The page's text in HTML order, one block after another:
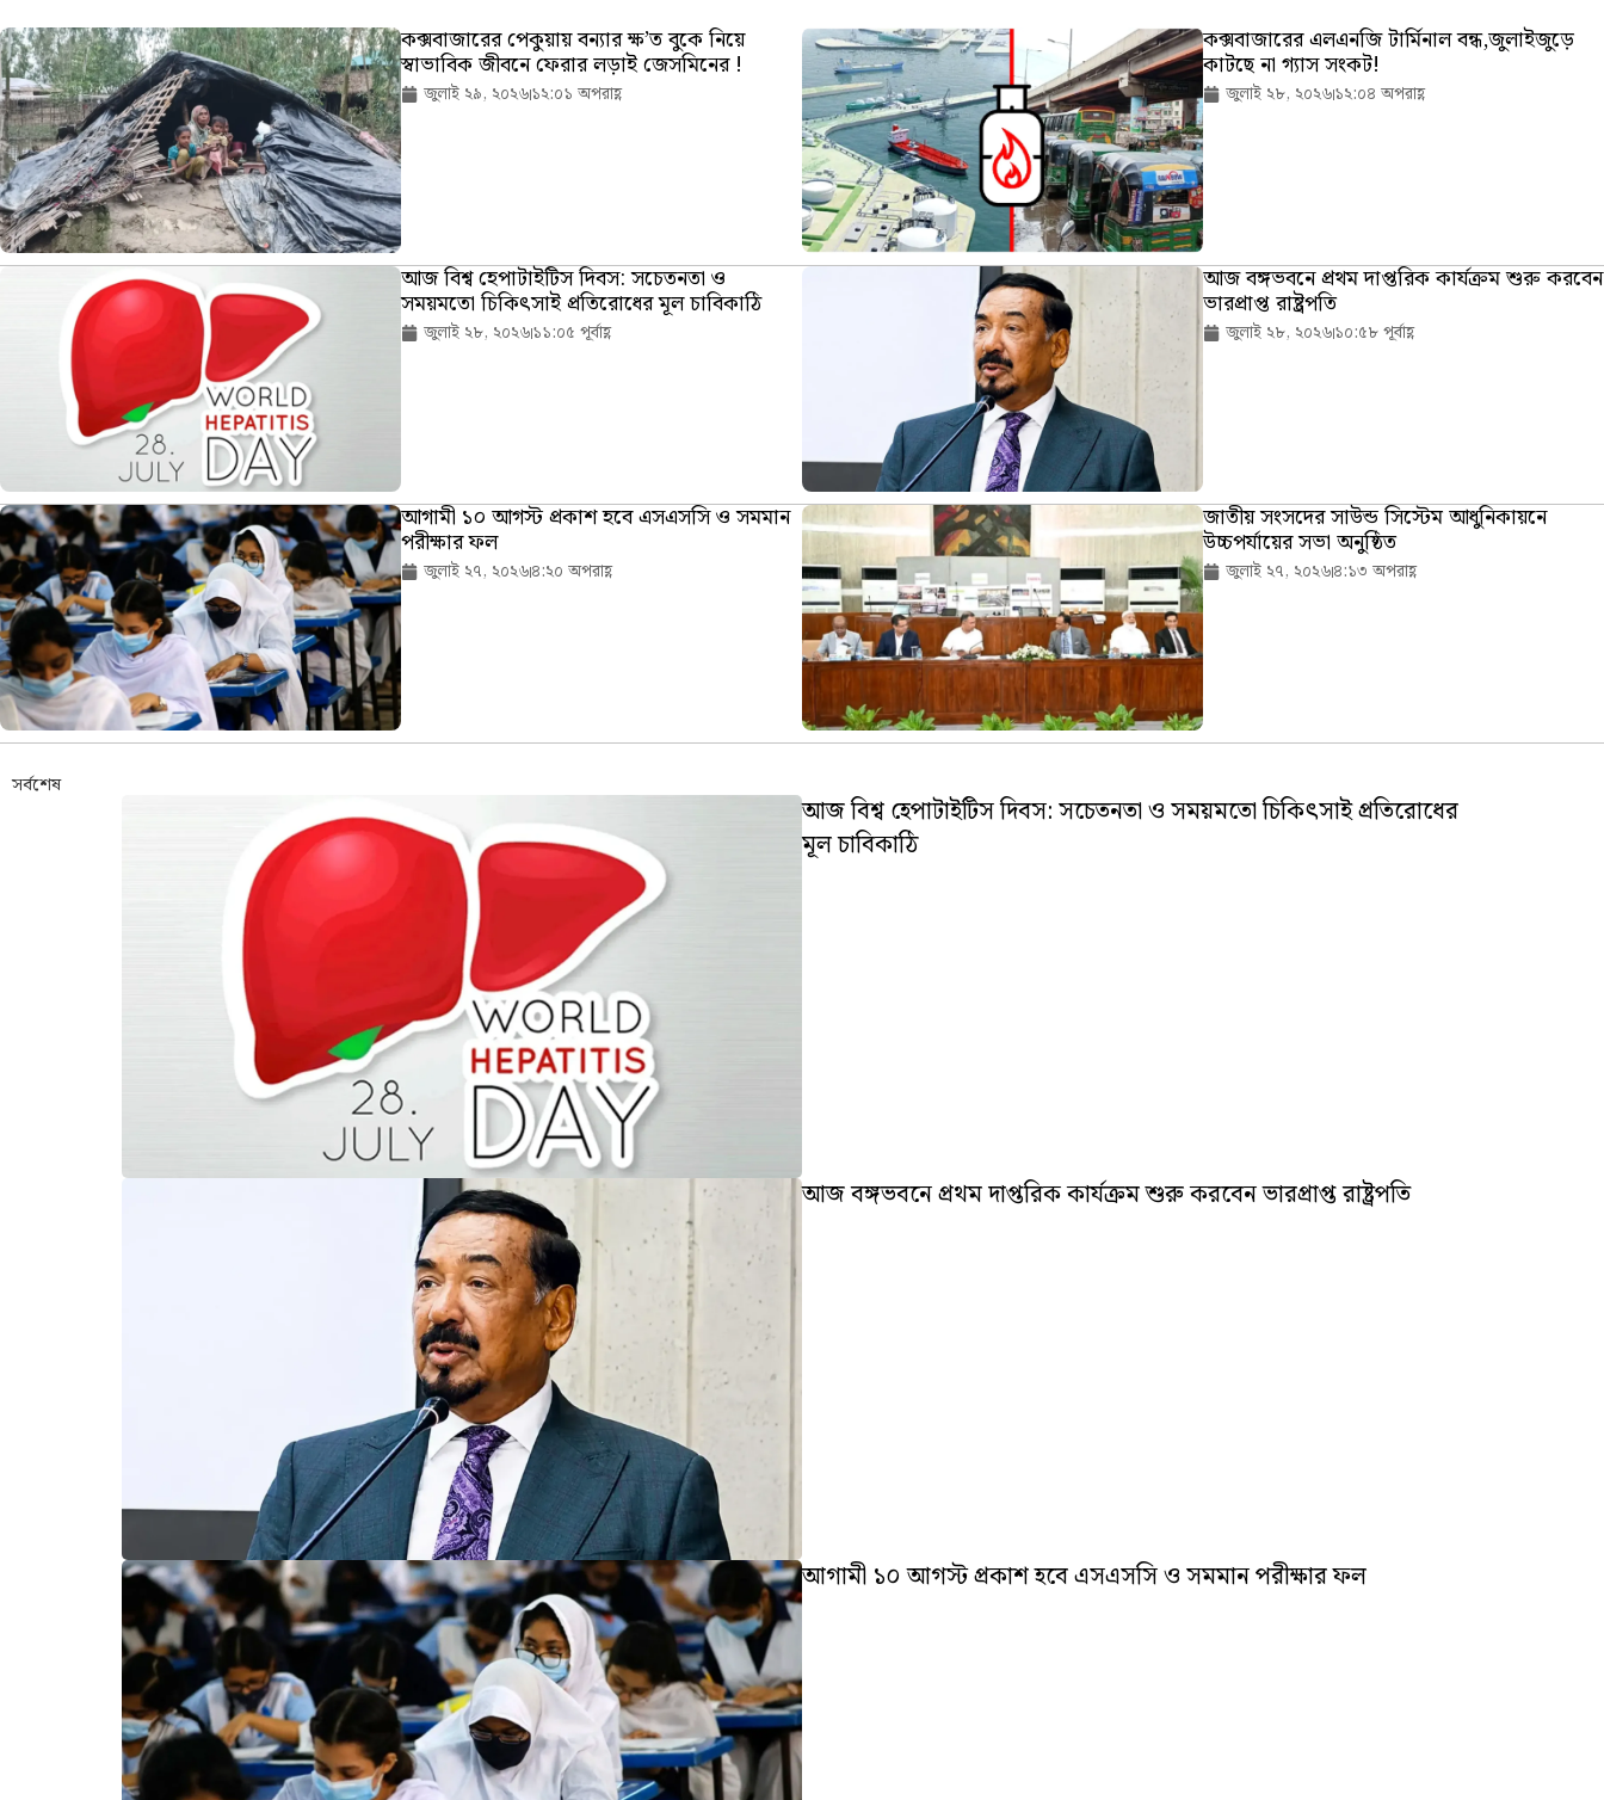
কক্সবাজারের পেকুয়ায় বন্যার ক্ষ’ত বুকে নিয়ে
স্বাভাবিক জীবনে ফেরার লড়াই জেসমিনের !
জুলাই ২৯, ২০২৬১২:০১ অপরাহ্ণ
কক্সবাজারের এলএনজি টার্মিনাল বন্ধ,জুলাইজুড়ে
কাটছে না গ্যাস সংকট!
জুলাই ২৮, ২০২৬১২:০৪ অপরাহ্ণ
আজ বিশ্ব হেপাটাইটিস দিবস: সচেতনতা ও
সময়মতো চিকিৎসাই প্রতিরোধের মূল চাবিকাঠি
জুলাই ২৮, ২০২৬১১:০৫ পূর্বাহ্ণ
আজ বঙ্গভবনে প্রথম দাপ্তরিক কার্যক্রম শুরু করবেন
ভারপ্রাপ্ত রাষ্ট্রপতি
জুলাই ২৮, ২০২৬১০:৫৮ পূর্বাহ্ণ
আগামী ১০ আগস্ট প্রকাশ হবে এসএসসি ও সমমান
পরীক্ষার ফল
জুলাই ২৭, ২০২৬৪:২০ অপরাহ্ণ
জাতীয় সংসদের সাউন্ড সিস্টেম আধুনিকায়নে
উচ্চপর্যায়ের সভা অনুষ্ঠিত
জুলাই ২৭, ২০২৬৪:১৩ অপরাহ্ণ
সর্বশেষ
আজ বিশ্ব হেপাটাইটিস দিবস: সচেতনতা ও সময়মতো চিকিৎসাই প্রতিরোধের
মূল চাবিকাঠি
আজ বঙ্গভবনে প্রথম দাপ্তরিক কার্যক্রম শুরু করবেন ভারপ্রাপ্ত রাষ্ট্রপতি
আগামী ১০ আগস্ট প্রকাশ হবে এসএসসি ও সমমান পরীক্ষার ফল